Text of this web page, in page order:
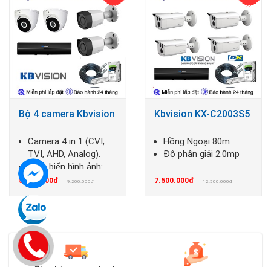
Bộ 4 camera Kbvision
Camera 4 in 1 (CVI,
TVI, AHD, Analog).
Cảm biến hình ảnh:
1/2.7 inch CMOS.
Độ phân giải:
25/30fps@2.0
Mp(1920x1080).
Ống kính: 3.6mm (góc
nhìn 88°).
Tầm quan sát hồng
5.200.000đ 9.200.000đ
Kbvision KX-C2003S5
Hồng Ngoại 80m
Độ phân giải 2.0mp
7.500.000đ 12.500.000đ